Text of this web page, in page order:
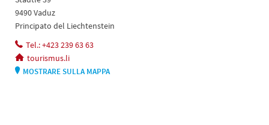
9490 Vaduz
Principato del Liechtenstein
Tel.: +423 239 63 63
tourismus.li
MOSTRARE SULLA MAPPA